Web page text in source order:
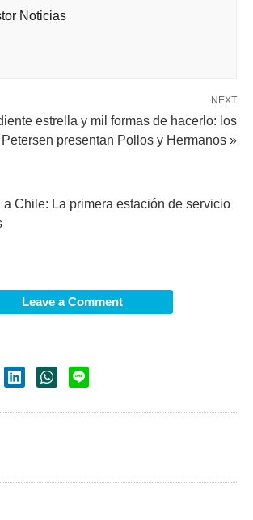
Noticias
NEXT
estrella y mil formas de hacerlo: los
presentan Pollos y Hermanos »
Chile: La primera estación de servicio
Leave a Comment